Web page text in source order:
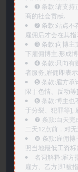
➊️ 条款:请支持
商的社会贡献.
➋️ 条款:站点不
雇佣后才会在其
➌️ 条款:向博主
下雇佣博主,形成
➍️ 条款:只向有
者服务,雇佣即表
➎ 条款:雇方承
限于色情、反动
➏️ 条款:博主也
于分裂、犯罪等],
❼ 条款:白天完
二天12点前，对
❽ 条款:雇佣博
照当地最低工资
名词解释:雇方
雇方、乙方[即被